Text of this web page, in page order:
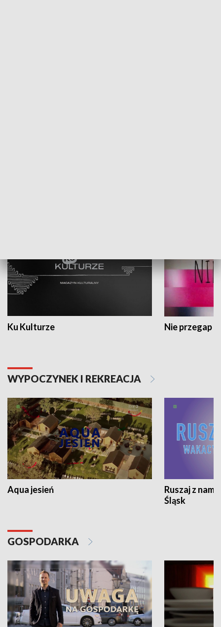
Ku Kulturze Nie przegap
WYPOCZYNEK I REKREACJA
Aqua jesień
Ruszaj z
Śląsk
GOSPODARKA